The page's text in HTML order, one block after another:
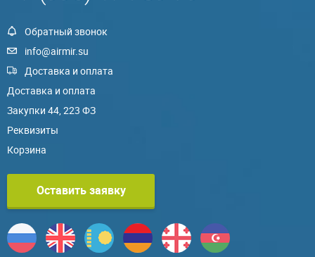
Обратный звонок
info@airmir.su
Доставка и оплата
Доставка и оплата
Закупки 44, 223 ФЗ
Реквизиты
Корзина
Оставить заявку